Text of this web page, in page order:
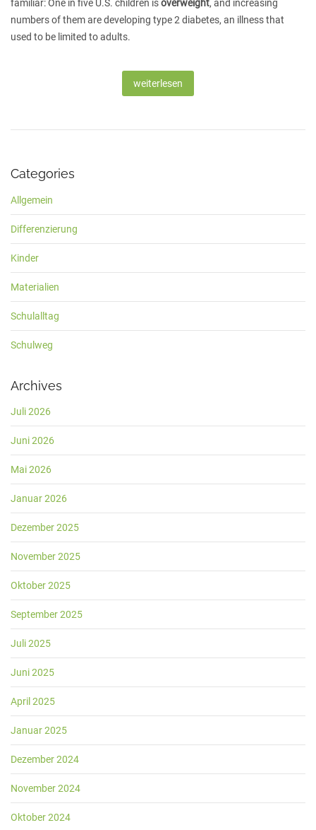
familiar: One in five U.S. children isoverweight, and increasing
numbers of them are developing type 2 diabetes, an illness that
used to be limited to adults.
weiterlesen
Categories
Allgemein
Differenzierung
Kinder
Materialien
Schulalltag
Schulweg
Archives
Juli 2026
Juni 2026
Mai 2026
Januar 2026
Dezember 2025
November 2025
Oktober 2025
September 2025
Juli 2025
Juni 2025
April 2025
Januar 2025
Dezember 2024
November 2024
Oktober 2024